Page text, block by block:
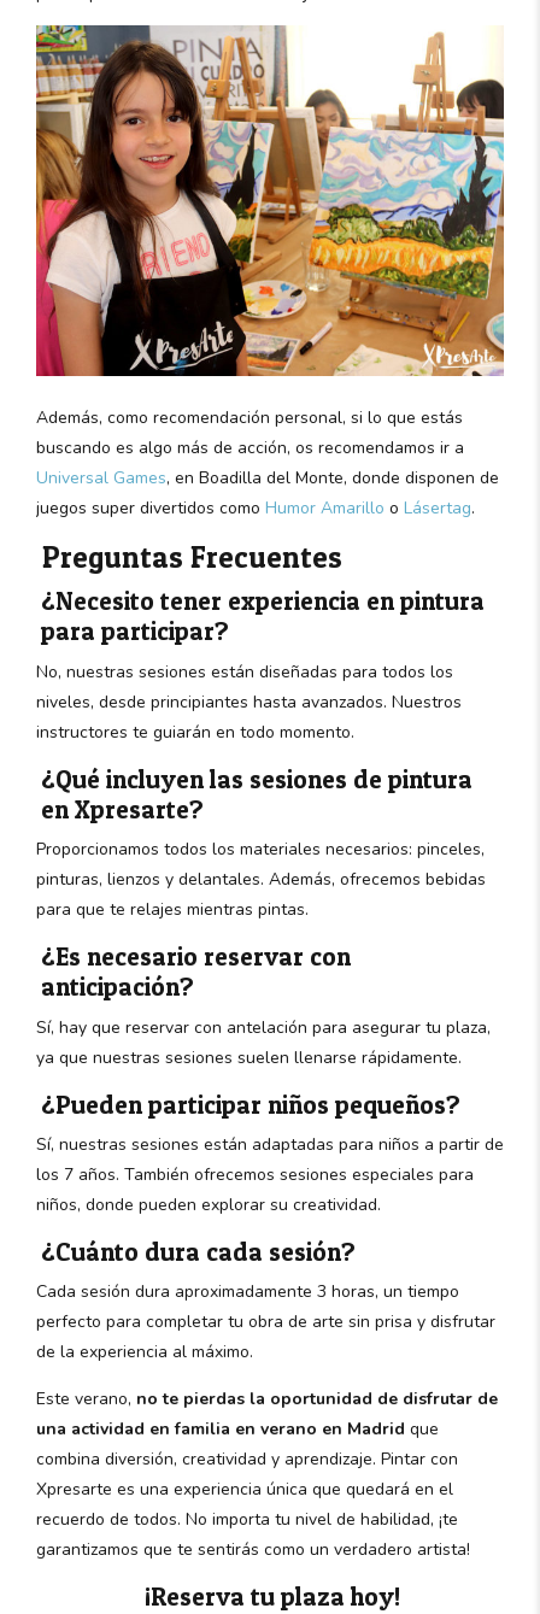
Además, como recomendación personal, si lo que estás
buscando es algo más de acción, os recomendamos ir a
Universal Games, en Boadilla del Monte, donde disponen de
juegos super divertidos como Humor Amarillo o Lásertag.
Preguntas Frecuentes
¿Necesito tener experiencia en pintura
para participar?
No, nuestras sesiones están diseñadas para todos los
niveles, desde principiantes hasta avanzados. Nuestros
instructores te guiarán en todo momento.
¿Qué incluyen las sesiones de pintura
en Xpresarte?
Proporcionamos todos los materiales necesarios: pinceles,
pinturas, lienzos y delantales. Además, ofrecemos bebidas
para que te relajes mientras pintas.
¿Es necesario reservar con
anticipación?
Sí, hay que reservar con antelación para asegurar tu plaza,
ya que nuestras sesiones suelen llenarse rápidamente.
¿Pueden participar niños pequeños?
Sí, nuestras sesiones están adaptadas para niños a partir de
los 7 años. También ofrecemos sesiones especiales para
niños, donde pueden explorar su creatividad.
¿Cuánto dura cada sesión?
Cada sesión dura aproximadamente 3 horas, un tiempo
perfecto para completar tu obra de arte sin prisa y disfrutar
de la experiencia al máximo.
Este verano, no te pierdas la oportunidad de disfrutar de
una actividad en familia en verano en Madrid que
combina diversión, creatividad y aprendizaje. Pintar con
Xpresarte es una experiencia única que quedará en el
recuerdo de todos. No importa tu nivel de habilidad, ¡te
garantizamos que te sentirás como un verdadero artista!
¡Reserva tu plaza hoy!